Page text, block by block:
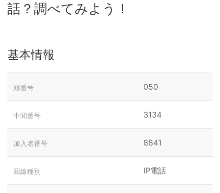
話？調べてみよう！
基本情報
頭番号 050
中間番号 3134
加入者番号 8841
回線種別 IP電話